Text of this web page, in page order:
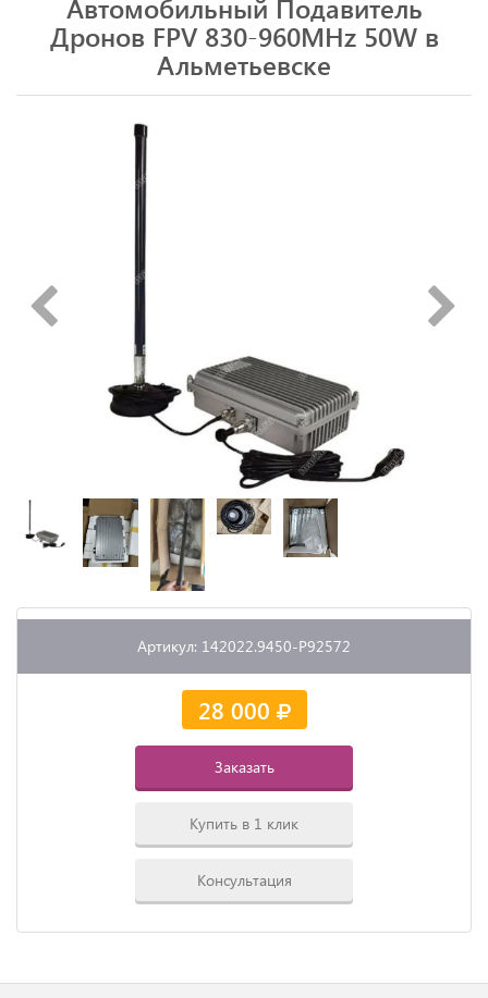
Автомобильный Подавитель
Дронов FPV 830-960MHz 50W в
Альметьевске
Артикул: 142022.9450-P92572
28 000
Заказать
Купить в 1 клик
Консультация